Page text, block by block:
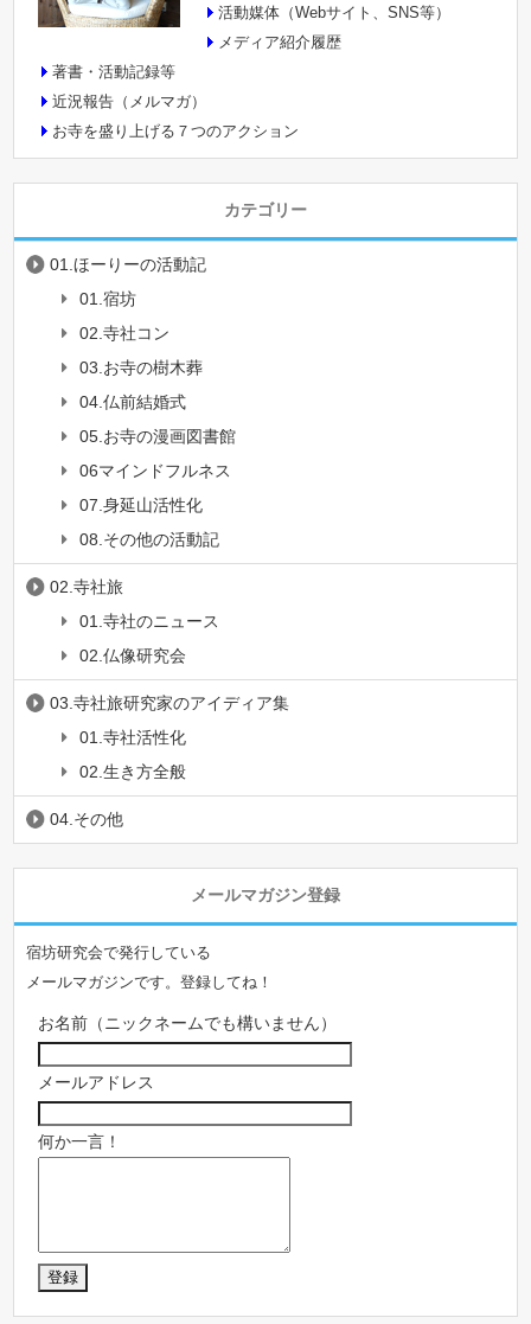
活動媒体（Webサイト、SNS等）
メディア紹介履歴
著書・活動記録等
近況報告（メルマガ）
お寺を盛り上げる７つのアクション
カテゴリー
01.ほーりーの活動記
01.宿坊
02.寺社コン
03.お寺の樹木葬
04.仏前結婚式
05.お寺の漫画図書館
06マインドフルネス
07.身延山活性化
08.その他の活動記
02.寺社旅
01.寺社のニュース
02.仏像研究会
03.寺社旅研究家のアイディア集
01.寺社活性化
02.生き方全般
04.その他
メールマガジン登録
宿坊研究会で発行している
メールマガジンです。登録してね！
お名前（ニックネームでも構いません）
メールアドレス
何か一言！